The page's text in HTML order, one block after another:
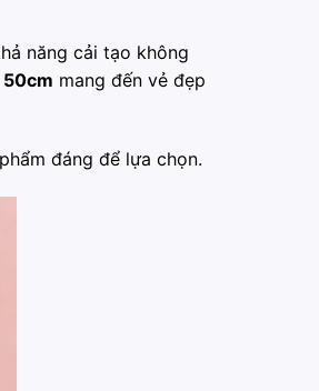
năng cải tạo không
50cm mang đến vẻ đẹp
đáng để lựa chọn.